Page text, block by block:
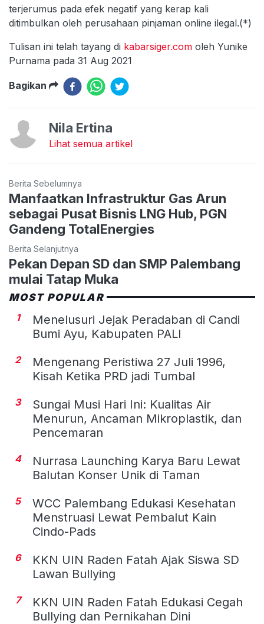
terjerumus pada efek negatif yang kerap kali
ditimbulkan oleh perusahaan pinjaman online ilegal.(*)
Tulisan ini telah tayang di kabarsiger.com oleh Yunike
Purnama pada 31 Aug 2021
Bagikan
Nila Ertina
Lihat semua artikel
Berita Sebelumnya
Manfaatkan Infrastruktur Gas Arun
sebagai Pusat Bisnis LNG Hub, PGN
Gandeng TotalEnergies
Berita Selanjutnya
Pekan Depan SD dan SMP Palembang
mulai Tatap Muka
MOST POPULAR
1
Menelusuri Jejak Peradaban di Candi
Bumi Ayu, Kabupaten PALI
2
Mengenang Peristiwa 27 Juli 1996,
Kisah Ketika PRD jadi Tumbal
3
Sungai Musi Hari Ini: Kualitas Air
Menurun, Ancaman Mikroplastik, dan
Pencemaran
4
Nurrasa Launching Karya Baru Lewat
Balutan Konser Unik di Taman
5
WCC Palembang Edukasi Kesehatan
Menstruasi Lewat Pembalut Kain
Cindo-Pads
6
KKN UIN Raden Fatah Ajak Siswa SD
Lawan Bullying
7
KKN UIN Raden Fatah Edukasi Cegah
Bullying dan Pernikahan Dini